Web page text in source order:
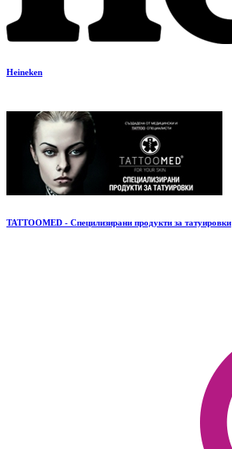
Heineken
TATTOOMED - Специлизирани продукти за татуировки